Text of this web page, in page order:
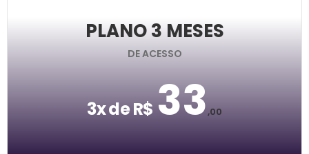
PLANO 3 MESES
DE ACESSO
3x de R$33,00